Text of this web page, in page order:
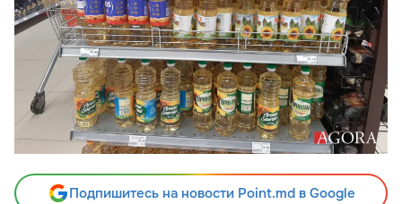
Подпишитесь на новости Point.md в Google